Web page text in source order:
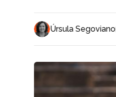
Úrsula Segoviano